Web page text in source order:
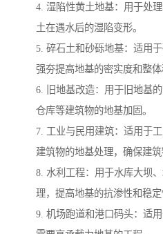
4. 湿陷性黄土地基：用于处
土在遇水后的湿陷变形。
5. 碎石土和砂砾地基：适用
强夯提高地基的密实度和整体
6. 旧地基改造：用于旧地基
仓库等建筑物的地基加固。
7. 工业与民用建筑：适用于
建筑物的地基处理，确保建筑
8. 水利工程：用于水库大坝
理，提高地基的抗渗性和稳定
9. 机场跑道和港口码头：适